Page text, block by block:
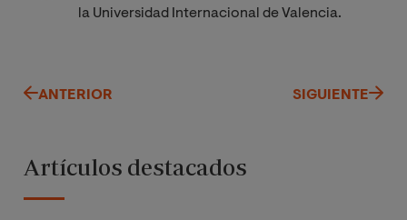
la Universidad Internacional de Valencia.
ANTERIOR SIGUIENTE
Artículos destacados